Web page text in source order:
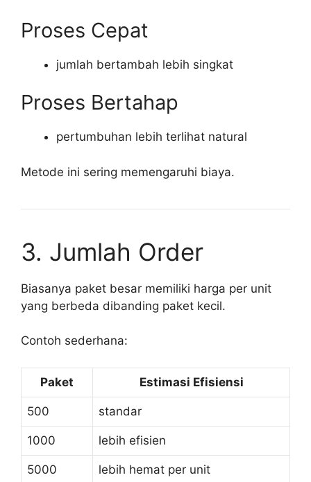
Proses Cepat
jumlah bertambah lebih singkat
Proses Bertahap
pertumbuhan lebih terlihat natural
Metode ini sering memengaruhi biaya.
3. Jumlah Order
Biasanya paket besar memiliki harga per unit
yang berbeda dibanding paket kecil.
Contoh sederhana:
Paket Estimasi Efisiensi
500 standar
1000 lebih efisien
5000 lebih hemat per unit